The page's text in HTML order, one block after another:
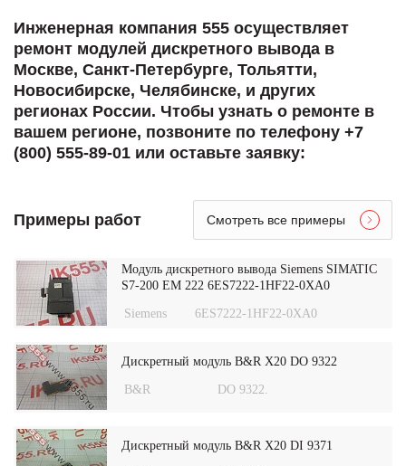
Инженерная компания 555 осуществляет
ремонт модулей дискретного вывода в
Москве, Санкт-Петербурге, Тольятти,
Новосибирске, Челябинске, и других
регионах России. Чтобы узнать о ремонте в
вашем регионе, позвоните по телефону +7
(800) 555-89-01 или оставьте заявку:
Примеры работ Смотреть все примеры
Модуль дискретного вывода Siemens SIMATIC
S7-200 EM 222 6ES7222-1HF22-0XA0
Siemens 6ES7222-1HF22-0XA0
Дискретный модуль B&R X20 DO 9322
B&R DO 9322.
Дискретный модуль B&R X20 DI 9371